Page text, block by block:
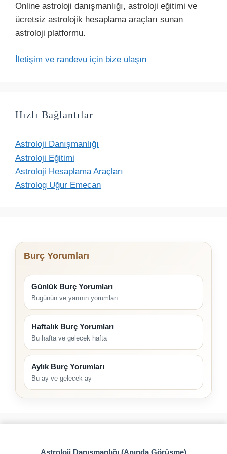
Online astroloji danışmanlığı, astroloji eğitimi ve
ücretsiz astrolojik hesaplama araçları sunan
astroloji platformu.
İletişim ve randevu için bize ulaşın
Hızlı Bağlantılar
Astroloji Danışmanlığı
Astroloji Eğitimi
Astroloji Hesaplama Araçları
Astrolog Uğur Emecan
Burç Yorumları
Günlük Burç Yorumları
Bugünün ve yarının yorumları
Haftalık Burç Yorumları
Bu hafta ve gelecek hafta
Aylık Burç Yorumları
Bu ay ve gelecek ay
Astroloji Danışmanlığı (Anında Görüşme)